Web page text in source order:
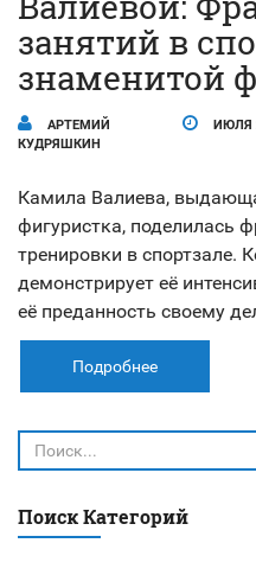
занятий в
знаменитой
АРТЕМИЙ
КУДРЯШКИН
ИЮЛЯ
Камила Валиева,
фигуристка, поделилась
тренировки в спортзале.
демонстрирует её
её преданность своему
известна своими
достижениями,
поклонников
совершенствованию
Подробнее
Поиск Категорий